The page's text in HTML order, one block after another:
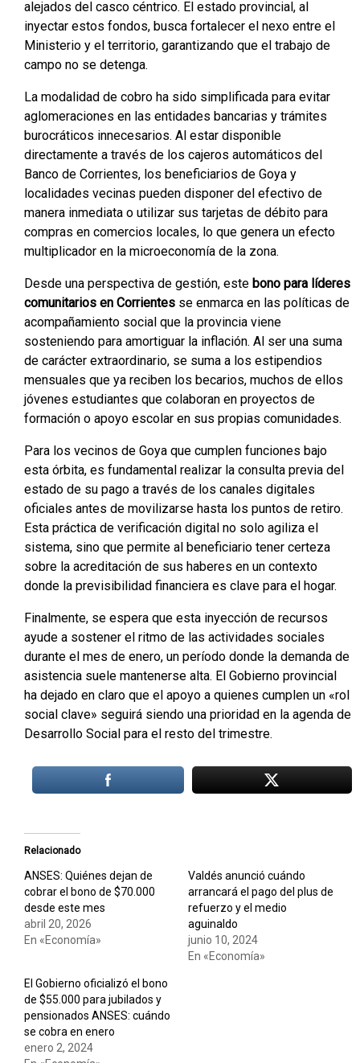
alejados del casco céntrico. El estado provincial, al
inyectar estos fondos, busca fortalecer el nexo entre el
Ministerio y el territorio, garantizando que el trabajo de
campo no se detenga.
La modalidad de cobro ha sido simplificada para evitar
aglomeraciones en las entidades bancarias y trámites
burocráticos innecesarios. Al estar disponible
directamente a través de los cajeros automáticos del
Banco de Corrientes, los beneficiarios de Goya y
localidades vecinas pueden disponer del efectivo de
manera inmediata o utilizar sus tarjetas de débito para
compras en comercios locales, lo que genera un efecto
multiplicador en la microeconomía de la zona.
Desde una perspectiva de gestión, este bono para líderes
comunitarios en Corrientes se enmarca en las políticas de
acompañamiento social que la provincia viene
sosteniendo para amortiguar la inflación. Al ser una suma
de carácter extraordinario, se suma a los estipendios
mensuales que ya reciben los becarios, muchos de ellos
jóvenes estudiantes que colaboran en proyectos de
formación o apoyo escolar en sus propias comunidades.
Para los vecinos de Goya que cumplen funciones bajo
esta órbita, es fundamental realizar la consulta previa del
estado de su pago a través de los canales digitales
oficiales antes de movilizarse hasta los puntos de retiro.
Esta práctica de verificación digital no solo agiliza el
sistema, sino que permite al beneficiario tener certeza
sobre la acreditación de sus haberes en un contexto
donde la previsibilidad financiera es clave para el hogar.
Finalmente, se espera que esta inyección de recursos
ayude a sostener el ritmo de las actividades sociales
durante el mes de enero, un período donde la demanda de
asistencia suele mantenerse alta. El Gobierno provincial
ha dejado en claro que el apoyo a quienes cumplen un «rol
social clave» seguirá siendo una prioridad en la agenda de
Desarrollo Social para el resto del trimestre.
Relacionado
ANSES: Quiénes dejan de
cobrar el bono de $70.000
desde este mes
abril 20, 2026
En «Economía»
Valdés anunció cuándo
arrancará el pago del plus de
refuerzo y el medio
aguinaldo
junio 10, 2024
En «Economía»
El Gobierno oficializó el bono
de $55.000 para jubilados y
pensionados ANSES: cuándo
se cobra en enero
enero 2, 2024